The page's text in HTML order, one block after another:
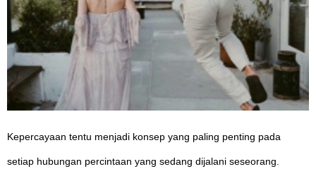
Kepercayaan tentu menjadi konsep yang paling penting pada
setiap hubungan percintaan yang sedang dijalani seseorang.